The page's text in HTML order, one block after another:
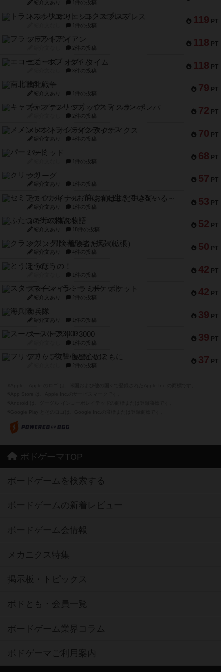
紹介文あり 1件の投稿
119 PT
トランスオリエント・エクスプレス
1件の投稿
118 PT
フラットアイアン
2件の投稿
118 PT
エコーズ・オブ・タイム
8件の投稿
79 PT
南北戦争
紹介文あり 1件の投稿
72 PT
キャプテン・フリップ：イスラ・ボンバ
2件の投稿
70 PT
メメントオンラインタクティクス
紹介文あり 4件の投稿
68 PT
パーミッド
1件の投稿
57 PT
クリーグ
紹介文あり 1件の投稿
53 PT
セミファイナル ～お前はまだ生きている～
紹介文あり 1件の投稿
52 PT
ふたつの街の物語
紹介文あり 18件の投稿
50 PT
クランク! ：冒険者たち（拡張）
紹介文あり 4件の投稿
42 PT
とうほうの！
1件の投稿
42 PT
スターマイン・ラミー ポケット
紹介文あり 2件の投稿
39 PT
海兵隊
紹介文あり 1件の投稿
39 PT
スーパーストア3000
1件の投稿
37 PT
フリップ７：復讐心とともに
2件の投稿
ボドゲーマTOP
ボードゲームを検索する
ボードゲームの新着レビュー
ボードゲーム会情報
メカニクス特集
掲示板・トピックス
ボドとも・会員一覧
ボードゲーム業界コラム
ボドゲーマご利用案内